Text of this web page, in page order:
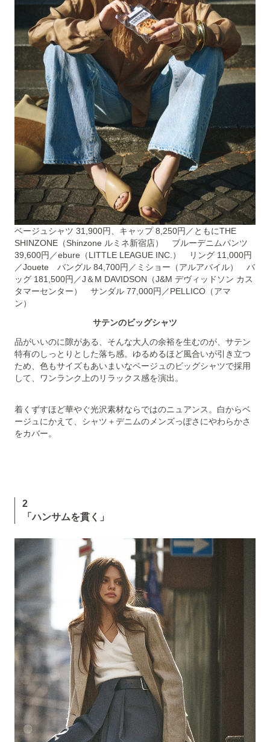
ベージュシャツ 31,900円、キャップ 8,250円／ともにTHE
SHINZONE（Shinzone ルミネ新宿店） ブルーデニムパンツ
39,600円／ebure（LITTLE LEAGUE INC.） リング 11,000円
／Jouete バングル 84,700円／ミショー（アルアバイル） バ
ッグ 181,500円／J＆M DAVIDSON（J&M デヴィッドソン カス
タマーセンター） サンダル 77,000円／PELLICO（アマ
ン）
サテンのビッグシャツ
品がいいのに隙がある、そんな大人の余裕を生むのが、サテン
特有のしっとりとした落ち感。ゆるめるほど風合いが引き立つ
ため、色もサイズもあいまいなベージュのビッグシャツで採用
して、ワンランク上のリラックス感を演出。
着くずすほど華やぐ光沢素材ならではのニュアンス。白からベ
ージュにかえて、シャツ＋デニムのメンズっぽさにやわらかさ
をカバー。
2
「ハンサムを貫く」